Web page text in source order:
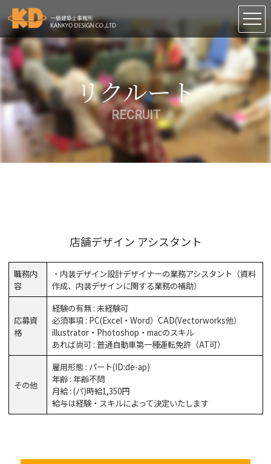
PRESS
RECRUIT
CONTACT
リクルート
RECRUIT
店舗デザイン アシスタント
職務内
容
・内装デザイン設計デザイナーの業務アシスタント（資料
作成、内装デザインに関する業務の補助）
応募資
格
経験の有無 : 未経験可
必須事項 : PC(Excel・Word）CAD(Vectorworks他）
illustrator・Photoshop・macのスキル
あれば尚可 : 普通自動車第一種運転免許（AT可）
その他
雇用形態 : パート(ID:de-ap)
年齢 : 年齢不問
月給 : (パ)時給1,350円
給与は経験・スキルによって決定いたします